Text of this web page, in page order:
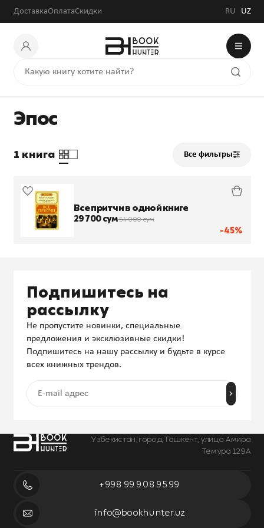
ДоставкаОплатаСкидки RU UZ
Эпос
1 книга Все фильтры
-45%
Все притчи в одной книге
29 700 сум54 000 сум
Узбекистан, город Ташкент, улица Амира
Темура 129А
+998 99 908 95 99
info@bookhunter.uz
Подпишитесь на
рассылку
Не пропустите новинки, специальные
предложения и эксклюзивные скидки!
Подпишитесь на нашу рассылку и будьте в курсе
всех книжных трендов.